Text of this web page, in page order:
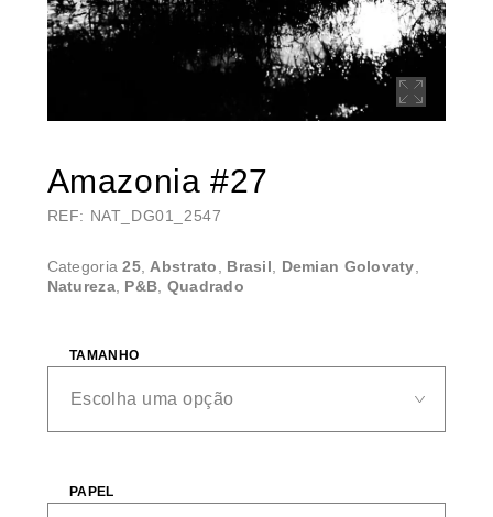
Amazonia #27
REF: NAT_DG01_2547
Categoria25, Abstrato Brasil Demian Golovaty
Natureza, P&B Quadrado
TAMANHO
PAPEL